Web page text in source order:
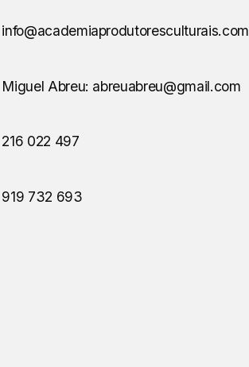
info@academiaprodutoresculturais.com
Miguel Abreu: abreuabreu@gmail.com
216 022 497
919 732 693